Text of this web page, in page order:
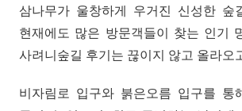
삼나무가 울창하게 우거진 신성한 숲
현재에도 많은 방문객들이 찾는 인기
사려니숲길 후기는 끊이지 않고 올라오
비자림로 입구와 붉은오름 입구를 통